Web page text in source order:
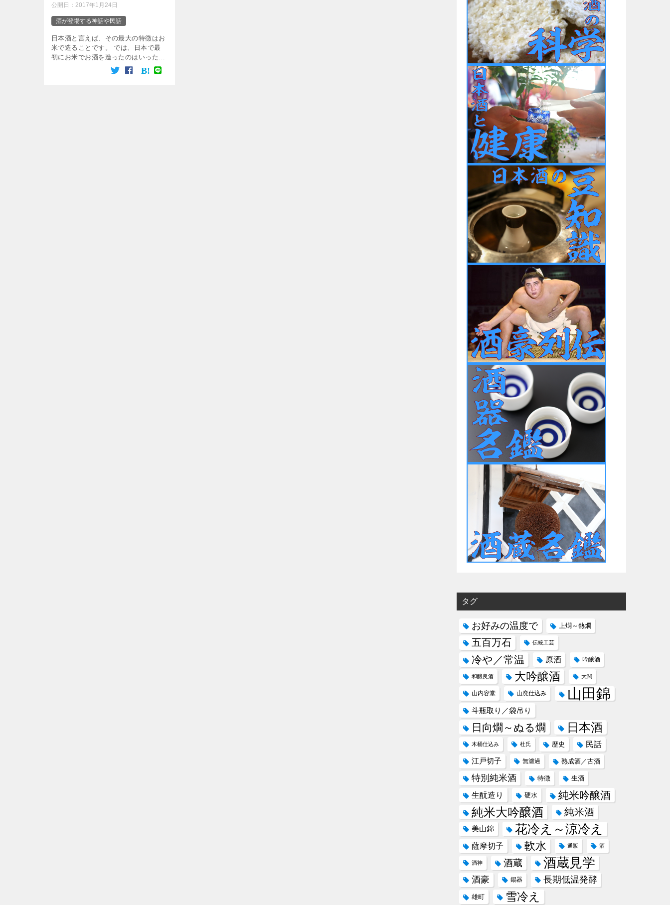
公開日： 2017年1月24日
酒が登場する神話や民話
日本酒と言えば、その最大の特徴はお
米で造ることです。 では、日本で最
初にお米でお酒を造ったのはいったい
誰なのでしょう。 いろいろと調べて
みると、「古事記」や「日本書紀」と
タグ
お好みの温度で 上燗～熱燗
五百万石 伝統工芸
冷や／常温 原酒 吟醸酒
和醸良酒 大吟醸酒 大関
山内容堂 山廃仕込み 山田錦
斗瓶取り／袋吊り
日向燗～ぬる燗 日本酒
木桶仕込み 杜氏 歴史 民話
江戸切子 無濾過 熟成酒／古酒
特別純米酒 特徴 生酒
生酛造り 硬水 純米吟醸酒
純米大吟醸酒 純米酒
美山錦 花冷え～涼冷え
薩摩切子 軟水 通販 酒
酒神 酒蔵 酒蔵見学
酒豪 錫器 長期低温発酵
雄町 雪冷え